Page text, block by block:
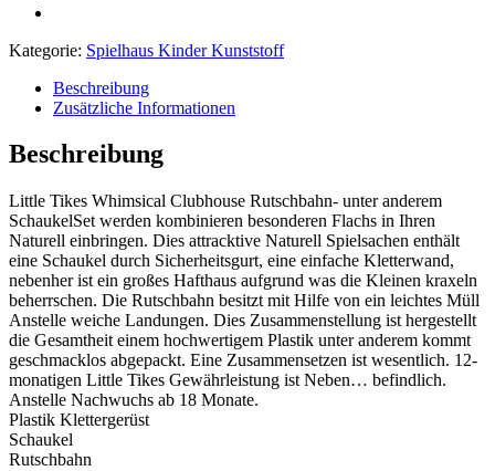
Kategorie: Spielhaus Kinder Kunststoff
Beschreibung
Zusätzliche Informationen
Beschreibung
Little Tikes Whimsical Clubhouse Rutschbahn- unter anderem
SchaukelSet werden kombinieren besonderen Flachs in Ihren
Naturell einbringen. Dies attracktive Naturell Spielsachen enthält
eine Schaukel durch Sicherheitsgurt, eine einfache Kletterwand,
nebenher ist ein großes Hafthaus aufgrund was die Kleinen kraxeln
beherrschen. Die Rutschbahn besitzt mit Hilfe von ein leichtes Müll
Anstelle weiche Landungen. Dies Zusammenstellung ist hergestellt
die Gesamtheit einem hochwertigem Plastik unter anderem kommt
geschmacklos abgepackt. Eine Zusammensetzen ist wesentlich. 12-
monatigen Little Tikes Gewährleistung ist Neben… befindlich.
Anstelle Nachwuchs ab 18 Monate.
Plastik Klettergerüst
Schaukel
Rutschbahn